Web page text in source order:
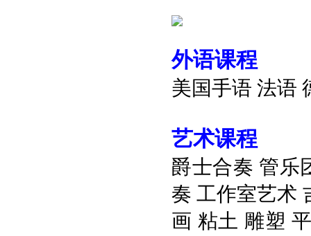
外语课程
美国手语 法语
艺术课程
爵士合奏 管乐
奏 工作室艺术
画 粘土 雕塑